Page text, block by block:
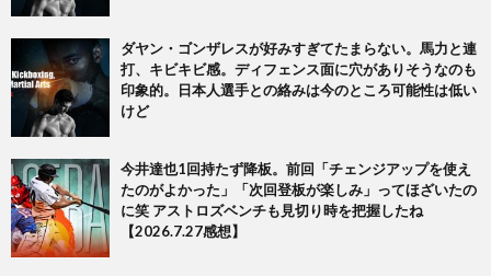
ダヤン・ゴンザレスが好みすぎてたまらない。馬力と連
打、キビキビ感。ディフェンス面に穴がありそうなのも
印象的。日本人選手との絡みは今のところ可能性は低い
けど
今井達也1回持たず降板。前回「チェンジアップを使え
たのがよかった」「次回登板が楽しみ」ってほざいたの
に笑 アストロズベンチも見切り時を把握したね
【2026.7.27感想】